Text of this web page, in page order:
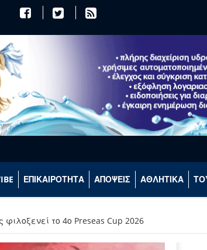
ΕΠΙΚΑΙΡΟΤΗΤΑ ΑΠΟΨΕΙΣ ΑΘΛΗΤΙΚΑ
φιλοξενεί το 4ο Preseas Cup 2026